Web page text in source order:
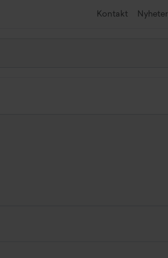
Kontakt Nyheter